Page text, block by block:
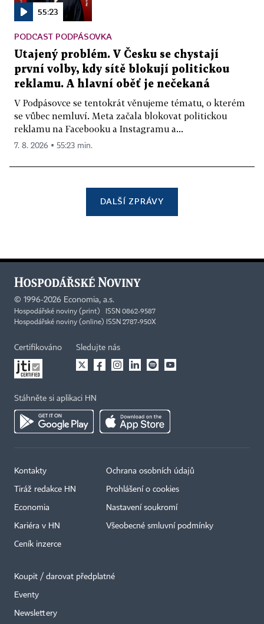
55:23
PODCAST PODPÁSOVKA
Utajený problém. V Česku se chystají
první volby, kdy sítě blokují politickou
reklamu. A hlavní oběť je nečekaná
V Podpásovce se tentokrát věnujeme tématu, o kterém
se vůbec nemluví. Meta začala blokovat politickou
reklamu na Facebooku a Instagramu a...
7. 8. 2026 ▪ 55:23 min.
DALŠÍ ZPRÁVY
© 1996-2026 Economia, a.s.
Hospodářské noviny (print) ISSN 0862-9587
Hospodářské noviny (online) ISSN 2787-950X
Certifikováno Sledujte nás
Stáhněte si aplikaci HN
Kontakty
Tiráž redakce HN
Economia
Kariéra v HN
Ceník inzerce
Ochrana osobních údajů
Prohlášení o cookies
Nastavení soukromí
Všeobecné smluvní podmínky
Koupit / darovat předplatné
Eventy
Newslettery